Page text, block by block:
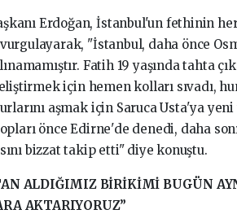
Erdoğan, İstanbul'un fethinin
"İstanbul, daha önce
Fatih 19 yaşında tahta
için hemen kolları sıvadı,
aşmak için Saruca Usta'ya
önce Edirne'de denedi, daha
bizzat takip etti" diye konuştu.
ALDIĞIMIZ BİRİKİMİ BUGÜN
AKTARIYORUZ”